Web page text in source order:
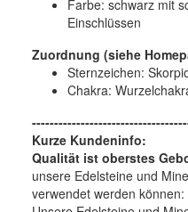
Farbe: schwarz mit
Einschlüssen
Zuordnung (siehe
Sternzeichen:
Chakra:
Kurze Kundeninfo:
Qualität ist oberstes
unsere Edelsteine und
verwendet werden können: